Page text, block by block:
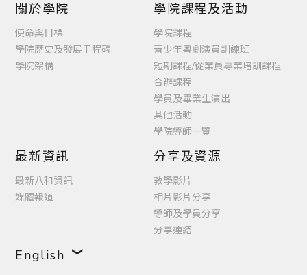
關於學院
使命與目標
學院歷史及發展里程碑
學院架構
學院課程及活動
學院課程
青少年粵劇演員訓練班
短期課程/從業員專業培訓課程
合辦課程
學員及畢業生演出
其他活動
學院導師一覽
最新資訊
最新八和資訊
媒體報道
分享及資源
教學影片
相片影片分享
導師及學員分享
分享連結
English